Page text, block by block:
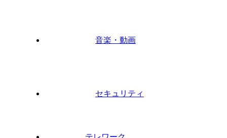
音楽・動画
セキュリティ